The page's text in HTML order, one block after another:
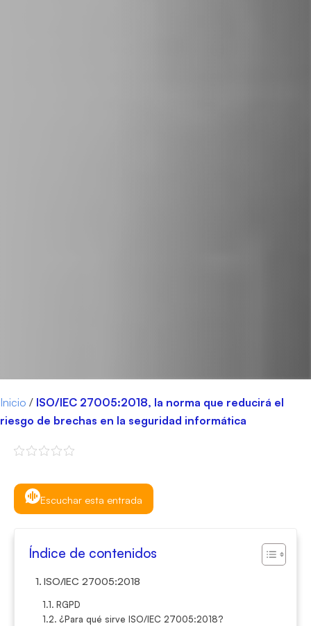
Inicio / ISO/IEC 27005:2018, la norma que reducirá el
riesgo de brechas en la seguridad informática
Escuchar esta entrada
Índice de contenidos
ISO/IEC 27005:2018
RGPD
¿Para qué sirve ISO/IEC 27005:2018?